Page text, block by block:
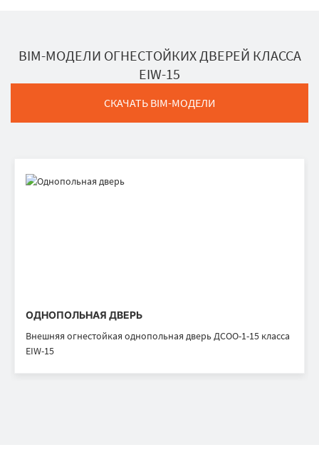
BIM-МОДЕЛИ ОГНЕСТОЙКИХ ДВЕРЕЙ КЛАССА
EIW-15
СКАЧАТЬ BIM-МОДЕЛИ
ОДНОПОЛЬНАЯ ДВЕРЬ
Внешняя огнестойкая однопольная дверь ДСОО-1-15 класса
EIW-15